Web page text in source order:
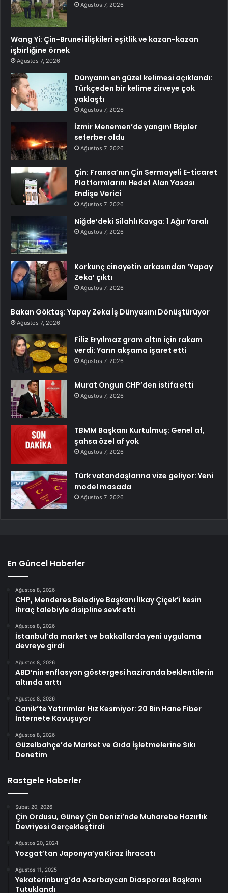
Ağustos 7, 2026
Wang Yi: Çin-Brunei ilişkileri eşitlik ve kazan-kazan
işbirliğine örnek
Ağustos 7, 2026
Dünyanın en güzel kelimesi açıklandı:
Türkçeden bir kelime zirveye çok
yaklaştı
Ağustos 7, 2026
İzmir Menemen’de yangın! Ekipler
seferber oldu
Ağustos 7, 2026
Çin: Fransa’nın Çin Sermayeli E-ticaret
Platformlarını Hedef Alan Yasası
Endişe Verici
Ağustos 7, 2026
Niğde’deki Silahlı Kavga: 1 Ağır Yaralı
Ağustos 7, 2026
Korkunç cinayetin arkasından ‘Yapay
Zeka’ çıktı
Ağustos 7, 2026
Bakan Göktaş: Yapay Zeka İş Dünyasını Dönüştürüyor
Ağustos 7, 2026
Filiz Eryılmaz gram altın için rakam
verdi: Yarın akşama işaret etti
Ağustos 7, 2026
Murat Ongun CHP’den istifa etti
Ağustos 7, 2026
TBMM Başkanı Kurtulmuş: Genel af,
şahsa özel af yok
Ağustos 7, 2026
Türk vatandaşlarına vize geliyor: Yeni
model masada
Ağustos 7, 2026
En Güncel Haberler
Ağustos 8, 2026
CHP, Menderes Belediye Başkanı İlkay Çiçek’i kesin
ihraç talebiyle disipline sevk etti
Ağustos 8, 2026
İstanbul’da market ve bakkallarda yeni uygulama
devreye girdi
Ağustos 8, 2026
ABD’nin enflasyon göstergesi haziranda beklentilerin
altında arttı
Ağustos 8, 2026
Canik’te Yatırımlar Hız Kesmiyor: 20 Bin Hane Fiber
İnternete Kavuşuyor
Ağustos 8, 2026
Güzelbahçe’de Market ve Gıda İşletmelerine Sıkı
Denetim
Rastgele Haberler
Şubat 20, 2026
Çin Ordusu, Güney Çin Denizi’nde Muharebe Hazırlık
Devriyesi Gerçekleştirdi
Ağustos 20, 2024
Yozgat’tan Japonya’ya Kiraz İhracatı
Ağustos 11, 2025
Yekaterinburg’da Azerbaycan Diasporası Başkanı
Tutuklandı